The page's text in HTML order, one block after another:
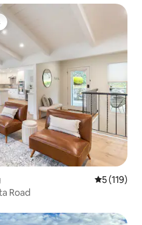
plus appréciés
Évaluation
5 (119)
Road